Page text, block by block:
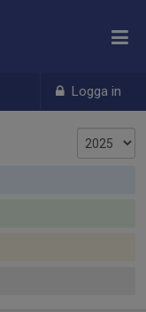
Logga in